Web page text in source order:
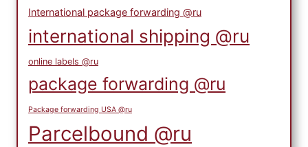
International package forwarding @ru
international shipping @ru
online labels @ru
package forwarding @ru
Package forwarding USA @ru
Parcelbound @ru